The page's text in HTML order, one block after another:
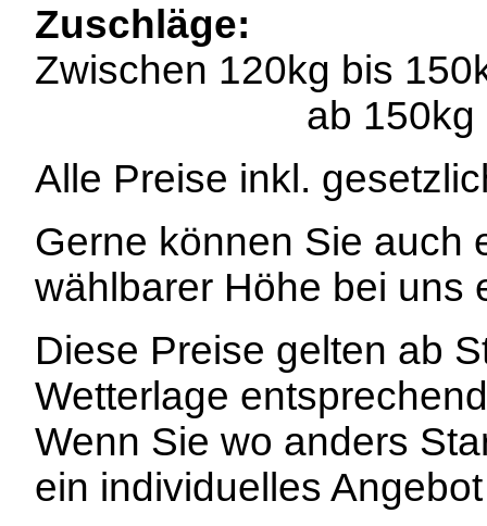
Zuschläge:
Zwischen 120kg bis
ab 150kg =
Alle Preise inkl.
Gerne können Sie auch
wählbarer Höhe bei uns
Diese Preise gelten ab
Wetterlage
Wenn Sie wo anders
ein individuelles